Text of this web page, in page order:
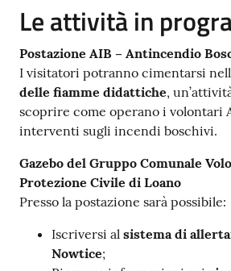
Le attività in
Postazione AIB – Antincendio
I visitatori potranno cimentarsi
delle fiamme didattiche,
scoprire come operano i volontari
interventi sugli incendi boschivi.
Gazebo del Gruppo Comunale
Protezione Civile di Loano
Presso la postazione sarà possibile:
Iscriversi al sistema di
Nowtice;